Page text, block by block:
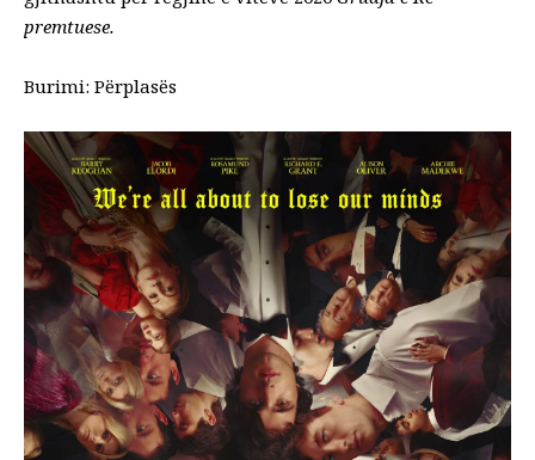
premtuese.
Burimi: Përplasës